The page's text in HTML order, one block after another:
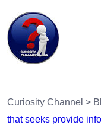
Curiosity Channel >
that seeks provide